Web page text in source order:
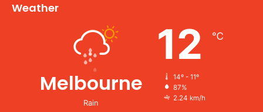
Weather
Melbourne
Rain
12 ℃
14º - 11º
87%
2.24 km/h